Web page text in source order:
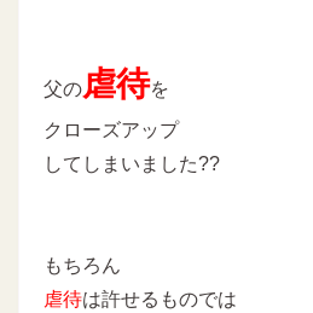
父の虐待を
クローズアップ
してしまいました??
もちろん
虐待は許せるものでは